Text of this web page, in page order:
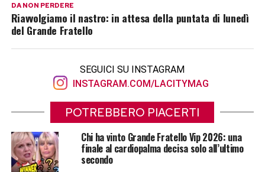
DA NON PERDERE
Riavvolgiamo il nastro: in attesa della puntata di lunedì
del Grande Fratello
SEGUICI SU INSTAGRAM
INSTAGRAM.COM/LACITYMAG
POTREBBERO PIACERTI
Chi ha vinto Grande Fratello Vip 2026: una
finale al cardiopalma decisa solo all’ultimo
secondo